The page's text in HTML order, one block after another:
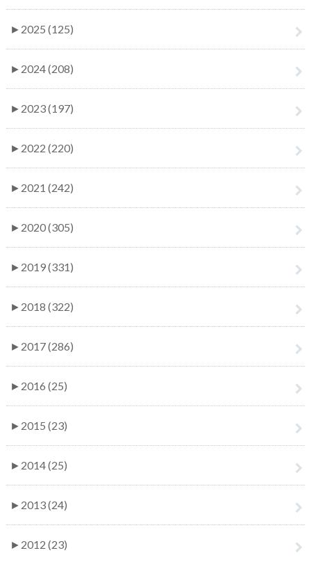
► 2025 (125)
► 2024 (208)
► 2023 (197)
► 2022 (220)
► 2021 (242)
► 2020 (305)
► 2019 (331)
► 2018 (322)
► 2017 (286)
► 2016 (25)
► 2015 (23)
► 2014 (25)
► 2013 (24)
► 2012 (23)